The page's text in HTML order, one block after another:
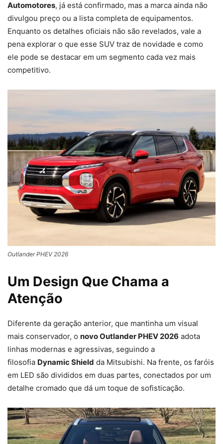
Automotores, já está confirmado, mas a marca ainda não
divulgou preço ou a lista completa de equipamentos.
Enquanto os detalhes oficiais não são revelados, vale a
pena explorar o que esse SUV traz de novidade e como
ele pode se destacar em um segmento cada vez mais
competitivo.
Outlander PHEV 2026
Um Design Que Chama a
Atenção
Diferente da geração anterior, que mantinha um visual
mais conservador, o novo Outlander PHEV 2026 adota
linhas modernas e agressivas, seguindo a
filosofia Dynamic Shield da Mitsubishi. Na frente, os faróis
em LED são divididos em duas partes, conectados por um
detalhe cromado que dá um toque de sofisticação.